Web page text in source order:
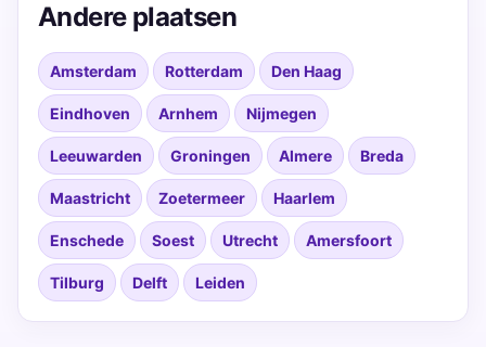
Andere plaatsen
Amsterdam Rotterdam Den Haag
Eindhoven Arnhem Nijmegen
Leeuwarden Groningen Almere Breda
Maastricht Zoetermeer Haarlem
Enschede Soest Utrecht Amersfoort
Tilburg Delft Leiden